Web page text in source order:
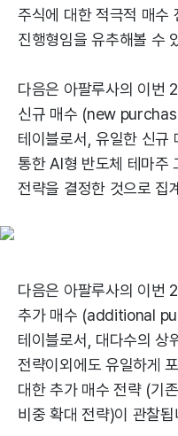
주식에 대한 적극적 매수
진행형임을 유추해볼 수
다음은 아팔루사의 이번
신규 매수 (new
테이블로서, 유일한 신규
통한 AI형 반도체 테마주
전략을 결정한 것으로 집
다음은 아팔루사의 이번
추가 매수 (additional
테이블로서, 대다수의 상
전략이외에도 유일하게
대한 추가 매수 전략 (기
비중 확대 전략)이 관찰됩